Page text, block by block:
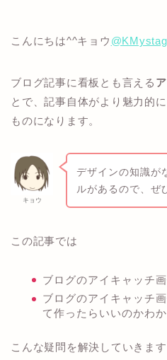
こんにちは^^キョウ
ブログ記事に看板とも言える
とで、記事自体がより魅力的
ものになります。
キョウ
デザインの知識が
ルがあるので、ぜ
この記事では
ブログのアイキャッチ
ブログのアイキャッチ
て作ったらいいのかわ
こんな疑問を解決していきます